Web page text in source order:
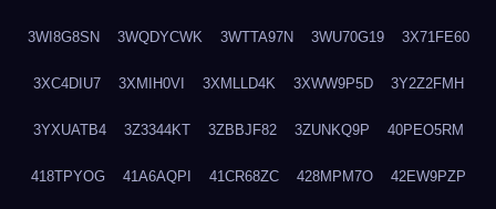
3WI8G8SN 3WQDYCWK 3WTTA97N 3WU70G19 3X71FE60
3XC4DIU7 3XMIH0VI 3XMLLD4K 3XWW9P5D 3Y2Z2FMH
3YXUATB4 3Z3344KT 3ZBBJF82 3ZUNKQ9P 40PEO5RM
418TPYOG 41A6AQPI 41CR68ZC 428MPM7O 42EW9PZP